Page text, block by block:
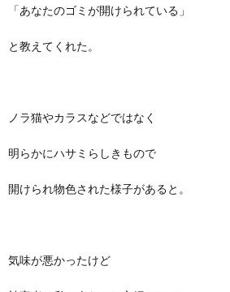
「あなたのゴミが開けられている」
と教えてくれた。
ノラ猫やカラスなどではなく
明らかにハサミらしきもので
開けられ物色された様子があると。
気味が悪かったけど